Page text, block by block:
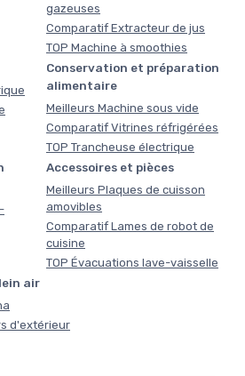
gazeuses
Comparatif Extracteur de jus
TOP Machine à smoothies
Conservation et préparation
alimentaire
Meilleurs Machine sous vide
Comparatif Vitrines réfrigérées
TOP Trancheuse électrique
Accessoires et pièces
Meilleurs Plaques de cuisson
amovibles
Comparatif Lames de robot de
cuisine
TOP Évacuations lave-vaisselle
air
d'extérieur